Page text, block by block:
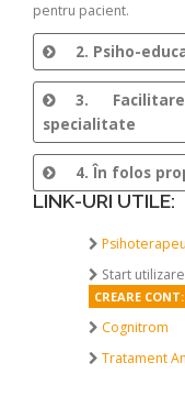
pentru pacient.
2. Psiho-
3.
specialitate
4. În folos
LINK-URI UTILE:
Start utilizare
CREARE
Cognitrom
Tratament